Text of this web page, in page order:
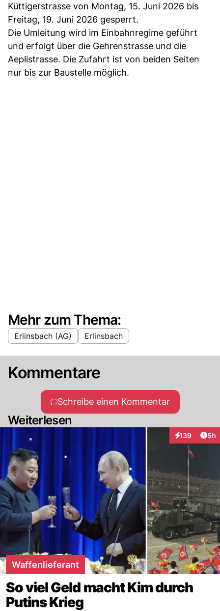
Küttigerstrasse von Montag, 15. Juni 2026 bis
Freitag, 19. Juni 2026 gesperrt.
Die Umleitung wird im Einbahnregime geführt
und erfolgt über die Gehrenstrasse und die
Aeplistrasse. Die Zufahrt ist von beiden Seiten
nur bis zur Baustelle möglich.
Mehr zum Thema:
Erlinsbach (AG) Erlinsbach
Kommentare
Schreibe einen Kommentar
Weiterlesen
139
Interaktionen
5h
Waffenlieferant
So viel Geld macht Kim durch
Putins Krieg